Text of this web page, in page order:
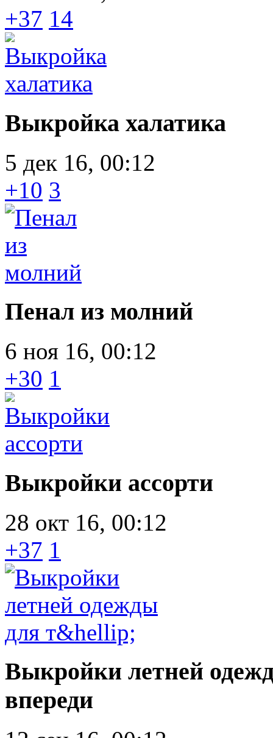
+37 14
Выкройка халатика
5 дек 16, 00:12
+10 3
Пенал из молний
6 ноя 16, 00:12
+30 1
Выкройки ассорти
28 окт 16, 00:12
+37 1
Выкройки летней
впереди